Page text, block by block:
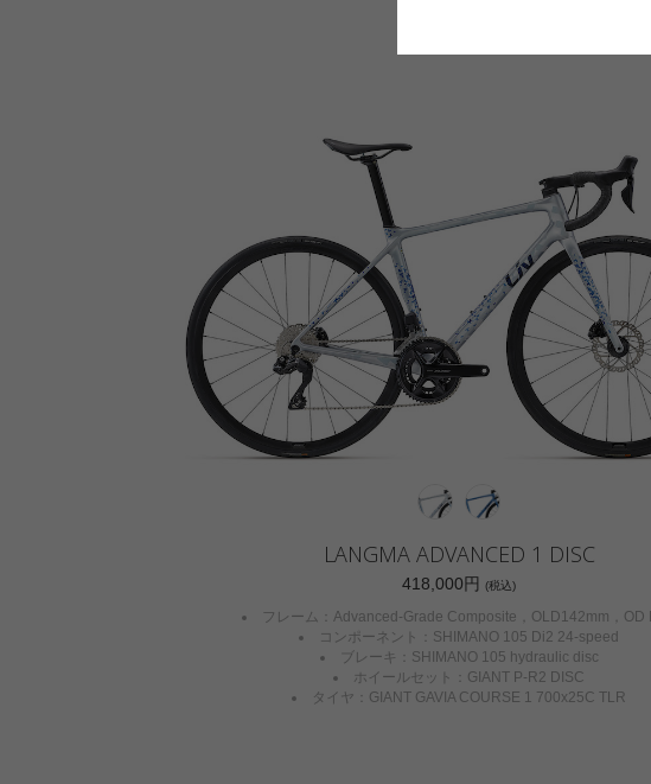
LANGMA ADVANCED 1 DISC
418,000円 (税込)
フレーム：Advanced-Grade Composite，OLD142mm，OD
コンポーネント：SHIMANO 105 Di2 24-speed
ブレーキ：SHIMANO 105 hydraulic disc
ホイールセット：GIANT P-R2 DISC
タイヤ：GIANT GAVIA COURSE 1 700x25C TLR